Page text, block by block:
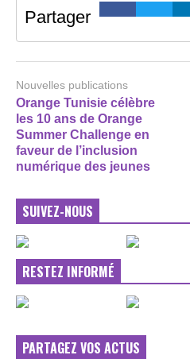
Partager
Nouvelles publications
Orange Tunisie célèbre
les 10 ans de Orange
Summer Challenge en
faveur de l’inclusion
numérique des jeunes
SUIVEZ-NOUS
RESTEZ INFORMÉ
PARTAGEZ VOS ACTUS